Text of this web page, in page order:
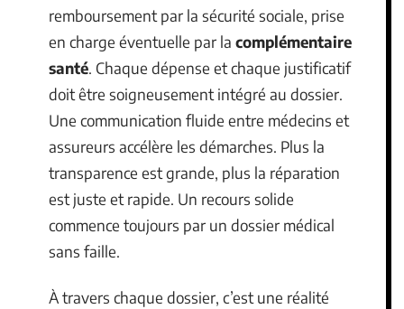
remboursement par la sécurité sociale, prise
en charge éventuelle par la complémentaire
santé. Chaque dépense et chaque justificatif
doit être soigneusement intégré au dossier.
Une communication fluide entre médecins et
assureurs accélère les démarches. Plus la
transparence est grande, plus la réparation
est juste et rapide. Un recours solide
commence toujours par un dossier médical
sans faille.
À travers chaque dossier, c’est une réalité